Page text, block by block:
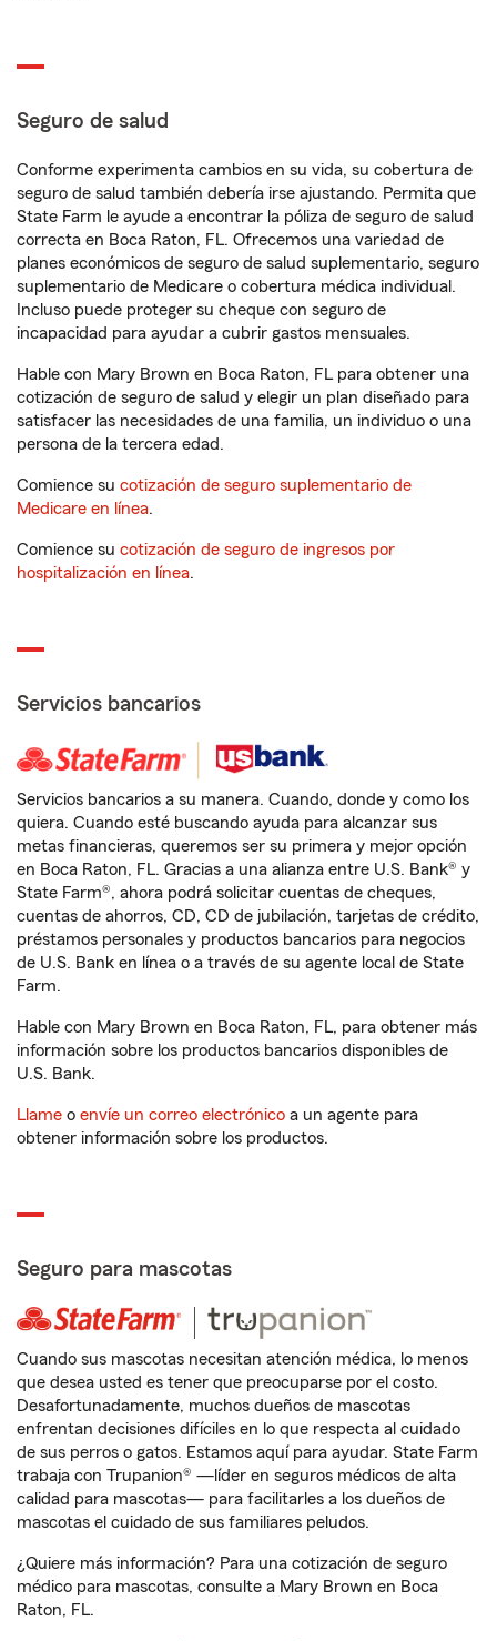
Seguro de salud
Conforme experimenta cambios en su vida, su cobertura de
seguro de salud también debería irse ajustando. Permita que
State Farm le ayude a encontrar la póliza de seguro de salud
correcta en Boca Raton, FL. Ofrecemos una variedad de
planes económicos de seguro de salud suplementario, seguro
suplementario de Medicare o cobertura médica individual.
Incluso puede proteger su cheque con seguro de
incapacidad para ayudar a cubrir gastos mensuales.
Hable con Mary Brown en Boca Raton, FL para obtener una
cotización de seguro de salud y elegir un plan diseñado para
satisfacer las necesidades de una familia, un individuo o una
persona de la tercera edad.
Comience su cotización de seguro suplementario de
Medicare en línea.
Comience su cotización de seguro de ingresos por
hospitalización en línea.
Servicios bancarios
Servicios bancarios a su manera. Cuando, donde y como los
quiera. Cuando esté buscando ayuda para alcanzar sus
metas financieras, queremos ser su primera y mejor opción
en Boca Raton, FL. Gracias a una alianza entre U.S. Bank® y
State Farm®, ahora podrá solicitar cuentas de cheques,
cuentas de ahorros, CD, CD de jubilación, tarjetas de crédito,
préstamos personales y productos bancarios para negocios
de U.S. Bank en línea o a través de su agente local de State
Farm.
Hable con Mary Brown en Boca Raton, FL, para obtener más
información sobre los productos bancarios disponibles de
U.S. Bank.
Llame o envíe un correo electrónico a un agente para
obtener información sobre los productos.
Seguro para mascotas
Cuando sus mascotas necesitan atención médica, lo menos
que desea usted es tener que preocuparse por el costo.
Desafortunadamente, muchos dueños de mascotas
enfrentan decisiones difíciles en lo que respecta al cuidado
de sus perros o gatos. Estamos aquí para ayudar. State Farm
trabaja con Trupanion® —líder en seguros médicos de alta
calidad para mascotas— para facilitarles a los dueños de
mascotas el cuidado de sus familiares peludos.
¿Quiere más información? Para una cotización de seguro
médico para mascotas, consulte a Mary Brown en Boca
Raton, FL.